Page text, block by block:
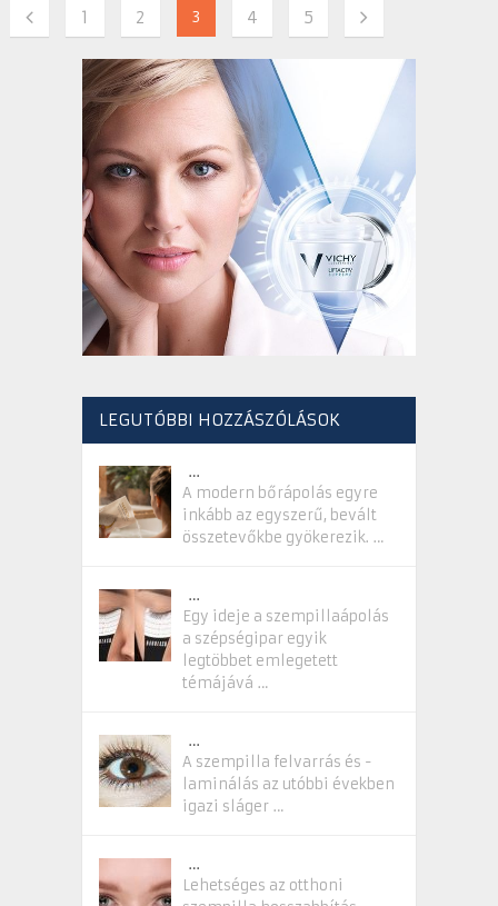
1 2 3 4 5
LEGUTÓBBI HOZZÁSZÓLÁSOK
…
A modern bőrápolás egyre
inkább az egyszerű, bevált
összetevőkbe gyökerezik. …
…
Egy ideje a szempillaápolás
a szépségipar egyik
legtöbbet emlegetett
témájává …
…
A szempilla felvarrás és -
laminálás az utóbbi években
igazi sláger …
…
Lehetséges az otthoni